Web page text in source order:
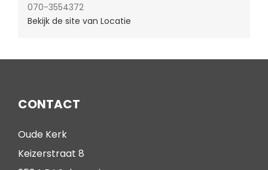
070-3554372
Bekijk de site van Locatie
CONTACT
Oude Kerk
Keizerstraat 8